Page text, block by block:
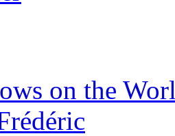
on the